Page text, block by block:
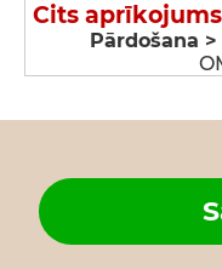
Cits
Pārdošana